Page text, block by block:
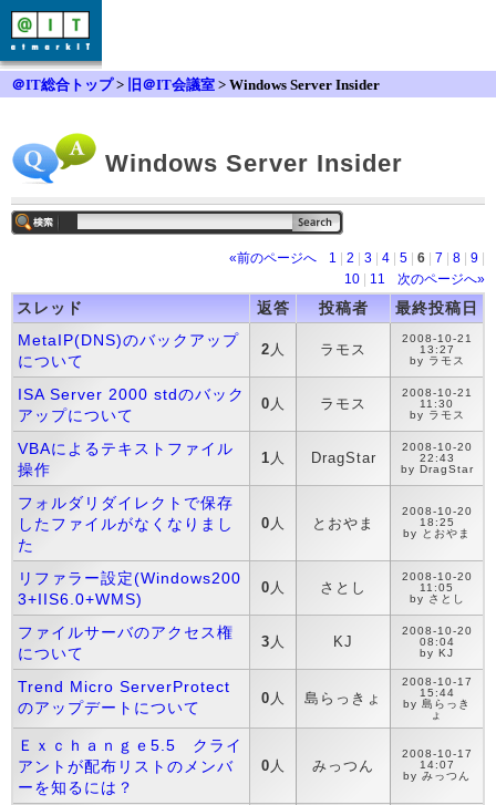
＠IT総合トップ> 旧＠IT会議室 > Windows Server Insider
Windows Server Insider
«前のページへ 1 2 3 4 5 6 7 8 9
10
11 次のページへ»
スレッド 返答 投稿者
最終投稿日
MetaIP(DNS)のバックアップ
について
2 人 ラモス
2008-10-21
13:27
by ラモス
ISA Server 2000 stdのバック
アップについて
0 人 ラモス
2008-10-21
11:30
by ラモス
VBAによるテキストファイル
操作
1 人 DragStar
2008-10-20
22:43
by DragStar
フォルダリダイレクトで保存
したファイルがなくなりまし
た
0 人 とおやま
2008-10-20
18:25
by とおやま
リファラー設定(Windows200
3+IIS6.0+WMS)
0 人 さとし
2008-10-20
11:05
by さとし
ファイルサーバのアクセス権
について
3 人 KJ
2008-10-20
08:04
by KJ
Trend Micro ServerProtect
のアップデートについて
0 人 島らっきょ
2008-10-17
15:44
by 島らっき
ょ
Ｅｘｃｈａｎｇｅ5.5 クライ
アントが配布リストのメンバ
ーを知るには？
0 人 みっつん
2008-10-17
14:07
by みっつん